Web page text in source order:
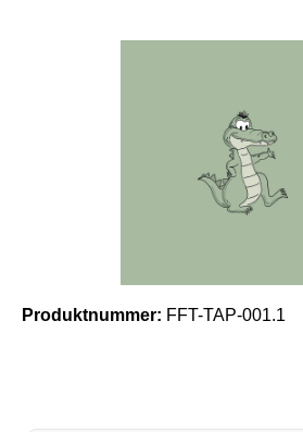
Produktnummer: FFT-TAP-001.1